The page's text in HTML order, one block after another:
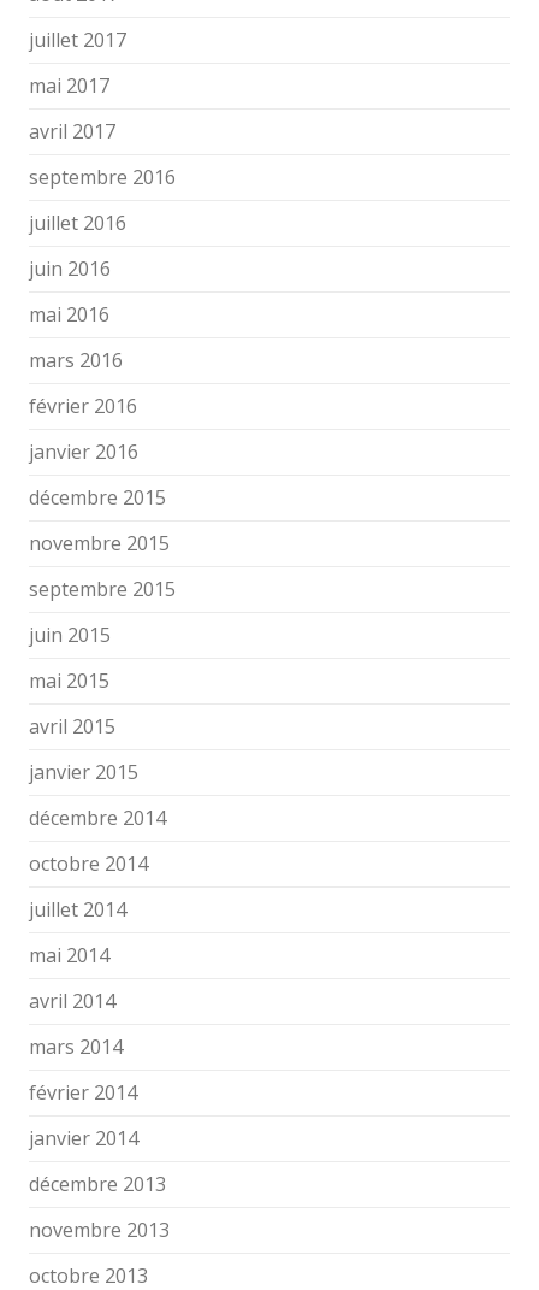
juillet 2017
mai 2017
avril 2017
septembre 2016
juillet 2016
juin 2016
mai 2016
mars 2016
février 2016
janvier 2016
décembre 2015
novembre 2015
septembre 2015
juin 2015
mai 2015
avril 2015
janvier 2015
décembre 2014
octobre 2014
juillet 2014
mai 2014
avril 2014
mars 2014
février 2014
janvier 2014
décembre 2013
novembre 2013
octobre 2013